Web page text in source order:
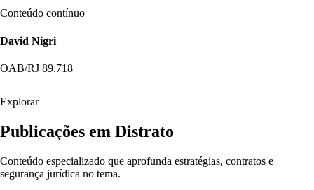
Conteúdo contínuo
David Nigri
OAB/RJ 89.718
Explorar
Publicações em Distrato
Conteúdo especializado que aprofunda estratégias, contratos e
segurança jurídica no tema.